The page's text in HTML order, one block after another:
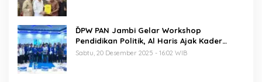
ĎPW PAN Jambi Gelar Workshop
Pendidikan Politik, Al Haris Ajak Kader
Perkuat Soliditas Jelang Pemilu 2029
Sabtu, 20 Desember 2025 - 16:02 WIB